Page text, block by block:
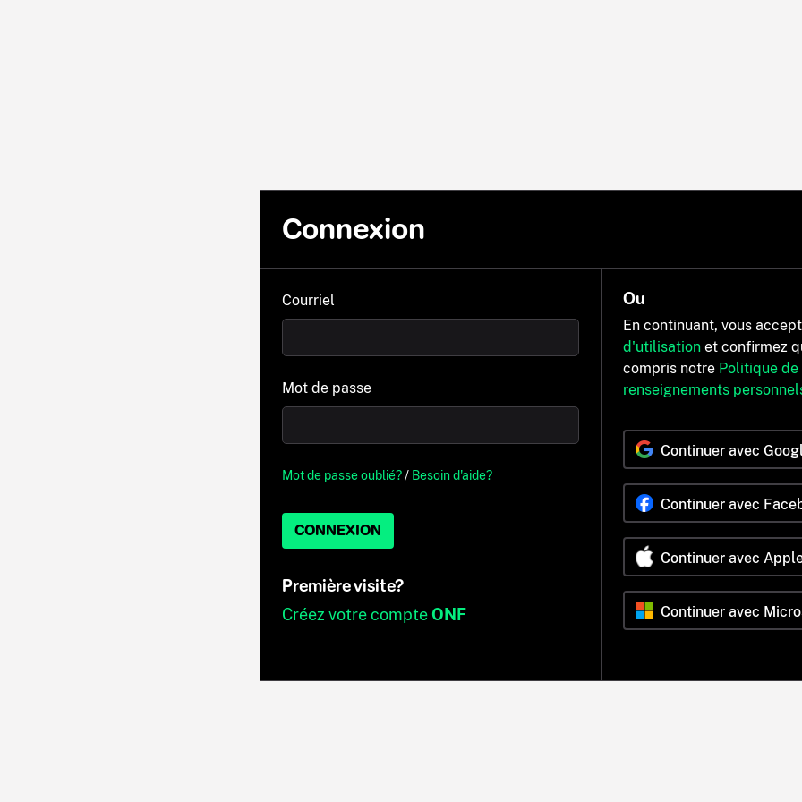
Connexion
Courriel
Mot de passe
Mot de passe oublié?/ Besoin d'aide?
CONNEXION
Première visite?
Créez votre compteONF
Ou
En continuant, vous
d'utilisation et confirmez
compris notre Politique
renseignements
Continuer avec
Continuer avec
Continuer avec
Continuer avec